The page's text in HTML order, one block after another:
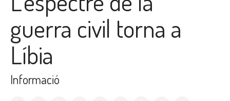
guerra civil torna a
Líbia
Informació